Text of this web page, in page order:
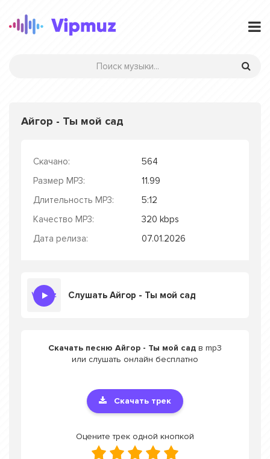
Айгор - Ты мой сад
Скачано:
564
Размер MP3:
11.99
Длительность MP3:
5:12
Качество MP3:
320 kbps
Дата релиза:
07.01.2026
Слушать Айгор - Ты мой сад
Скачать песню Айгор - Ты мой сад в mp3
или слушать онлайн бесплатно
Скачать трек
Оцените трек одной кнопкой